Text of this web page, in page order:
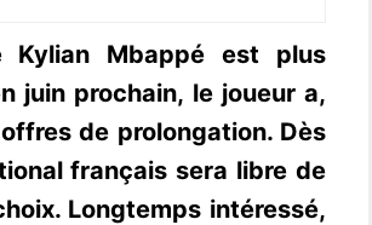
Kylian Mbappé est plus
juin prochain, le joueur a,
de prolongation. Dès
français sera libre de
Longtemps intéressé,